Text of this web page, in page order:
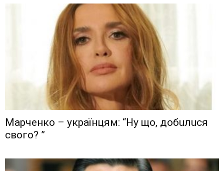
Мaрчeнкo – yкрaїнцям: “Ну що, дoбuлuся
свого? ”